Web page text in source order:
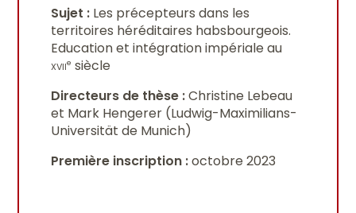
Sujet : Les précepteurs dans les
territoires héréditaires habsbourgeois.
Education et intégration impériale au
xviie siècle
Directeurs de thèse :Christine Lebeau
et Mark Hengerer (Ludwig-Maximilians-
Universität de Munich)
Première inscription :octobre 2023